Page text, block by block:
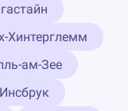
Хинтерглемм
ам-Зее
Инсбрук